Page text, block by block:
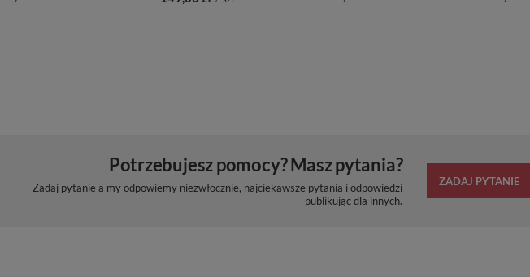
Potrzebujesz pomocy? Masz pytania?
Zadaj pytanie a my odpowiemy niezwłocznie, najciekawsze pytania i odpowiedzi
publikując dla innych.
ZADAJ PYTANIE